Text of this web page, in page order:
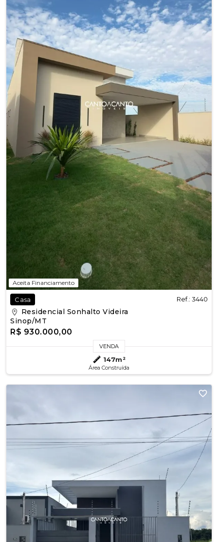
Aceita Financiamento
Casa Ref.: 3440
Residencial Sonhalto Videira
Sinop/MT
R$ 930.000,00
VENDA
147m²
Área Construída